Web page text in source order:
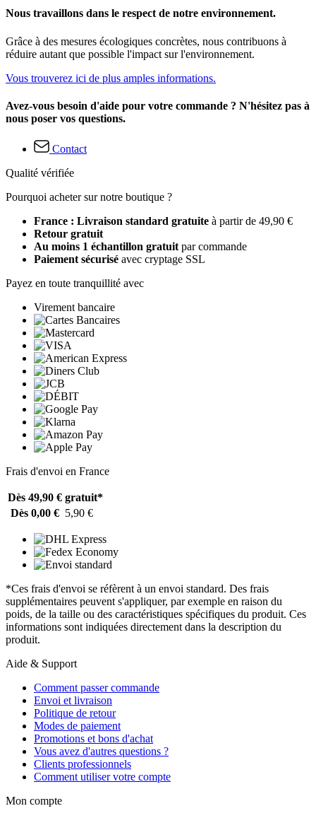
Nous travaillons dans le respect de notre environnement.
Grâce à des mesures écologiques concrètes, nous contribuons à
réduire autant que possible l'impact sur l'environnement.
Vous trouverez ici de plus amples informations.
Avez-vous besoin d'aide pour votre commande ? N'hésitez pas à
nous poser vos questions.
Contact
Qualité vérifiée
Pourquoi acheter sur notre boutique ?
France : Livraison standard gratuite à partir de 49,90 €
Retour gratuit
Au moins 1 échantillon gratuit par commande
Paiement sécurisé avec cryptage SSL
Payez en toute tranquillité avec
Virement bancaire
Frais d'envoi en France
Dès 49,90 € gratuit*
Dès 0,00 € 5,90 €
*Ces frais d'envoi se réfèrent à un envoi standard. Des frais
supplémentaires peuvent s'appliquer, par exemple en raison du
poids, de la taille ou des caractéristiques spécifiques du produit. Ces
informations sont indiquées directement dans la description du
produit.
Aide & Support
Comment passer commande
Envoi et livraison
Politique de retour
Modes de paiement
Promotions et bons d'achat
Vous avez d'autres questions ?
Clients professionnels
Comment utiliser votre compte
Mon compte